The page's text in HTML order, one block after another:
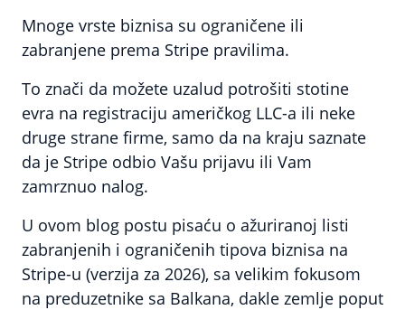
Mnoge vrste biznisa su ograničene ili
zabranjene prema Stripe pravilima.
To znači da možete uzalud potrošiti stotine
evra na registraciju američkog LLC-a ili neke
druge strane firme, samo da na kraju saznate
da je Stripe odbio Vašu prijavu ili Vam
zamrznuo nalog.
U ovom blog postu pisaću o ažuriranoj listi
zabranjenih i ograničenih tipova biznisa na
Stripe-u (verzija za 2026), sa velikim fokusom
na preduzetnike sa Balkana, dakle zemlje poput